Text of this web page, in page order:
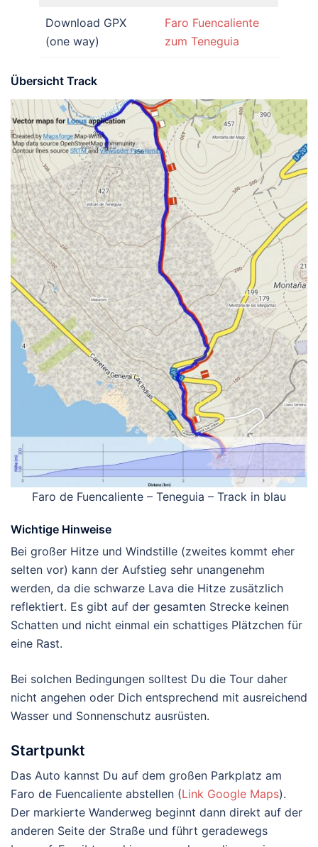
Download GPX
(one way)
Faro Fuencaliente
zum Teneguia
Übersicht Track
Faro de Fuencaliente – Teneguia – Track in blau
Wichtige Hinweise
Bei großer Hitze und Windstille (zweites kommt eher
selten vor) kann der Aufstieg sehr unangenehm
werden, da die schwarze Lava die Hitze zusätzlich
reflektiert. Es gibt auf der gesamten Strecke keinen
Schatten und nicht einmal ein schattiges Plätzchen für
eine Rast.
Bei solchen Bedingungen solltest Du die Tour daher
nicht angehen oder Dich entsprechend mit ausreichend
Wasser und Sonnenschutz ausrüsten.
Startpunkt
Das Auto kannst Du auf dem großen Parkplatz am
Faro de Fuencaliente abstellen (Link Google Maps).
Der markierte Wanderweg beginnt dann direkt auf der
anderen Seite der Straße und führt geradewegs